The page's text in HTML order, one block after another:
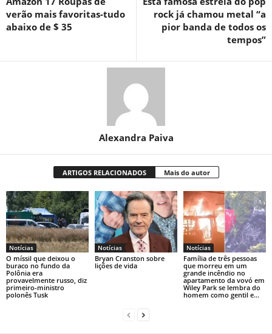
verão mais favoritas-tudo
abaixo de $ 35
rock já chamou metal “a
pior banda de todos os
tempos”
Alexandra Paiva
ARTIGOS RELACIONADOS Mais do autor
Notícias
O míssil que deixou o
buraco no fundo da
Polônia era
provavelmente russo, diz
primeiro-ministro
polonês Tusk
Notícias
Bryan Cranston sobre
lições de vida
Notícias
Família de três pessoas
que morreu em um
grande incêndio no
apartamento da vovó em
Wiley Park se lembra do
homem como gentil e...